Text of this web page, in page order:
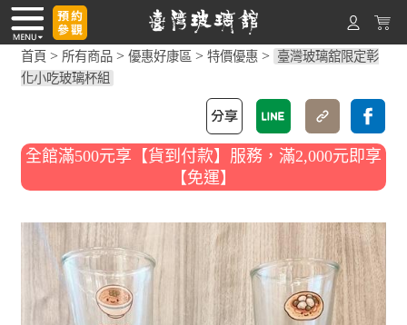
首頁 > 所有商品 >優惠好康區 >特價優惠 > 臺灣玻璃舘限定彰
化小吃玻璃杯組
全館滿500元享【貨到付款】服務，滿2,000元即享
【免運】